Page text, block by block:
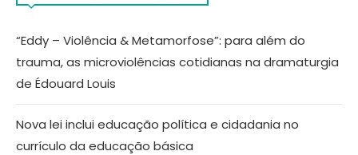
“Eddy – Violência & Metamorfose”: para além do
trauma, as microviolências cotidianas na dramaturgia
de Édouard Louis
Nova lei inclui educação política e cidadania no
currículo da educação básica